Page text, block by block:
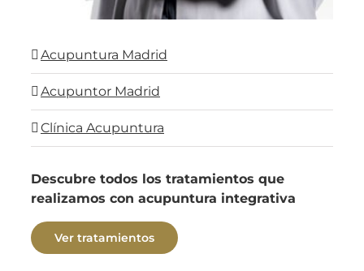
Acupuntura Madrid
Acupuntor Madrid
Clínica Acupuntura
Descubre todos los tratamientos que
realizamos con acupuntura integrativa
Ver tratamientos